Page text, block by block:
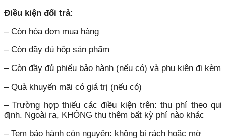
Điều kiện đổi trả:
– Còn hóa đơn mua hàng
– Còn đầy đủ hộp sản phẩm
– Còn đầy đủ phiếu bảo hành (nếu có) và phụ kiện đi kèm
– Quà khuyến mãi có giá trị (nếu có)
– Trường hợp thiếu các điều kiện trên: thu phí theo qui
định. Ngoài ra, KHÔNG thu thêm bất kỳ phí nào khác
– Tem bảo hành còn nguyên: không bị rách hoặc mờ